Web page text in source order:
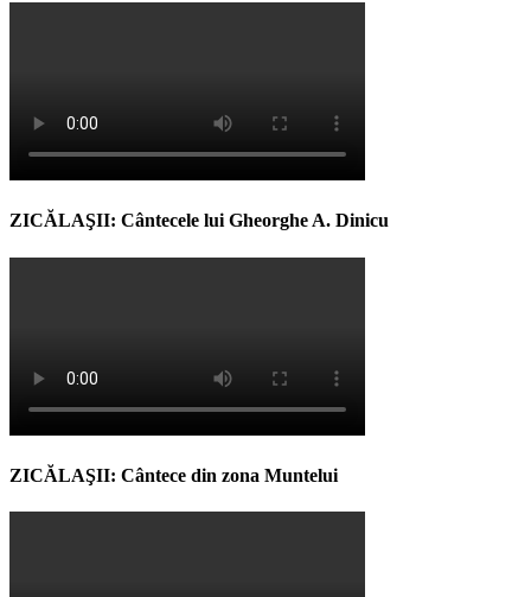
ZICĂLAŞII: Cântecele lui Gheorghe A. Dinicu
ZICĂLAŞII: Cântece din zona Muntelui